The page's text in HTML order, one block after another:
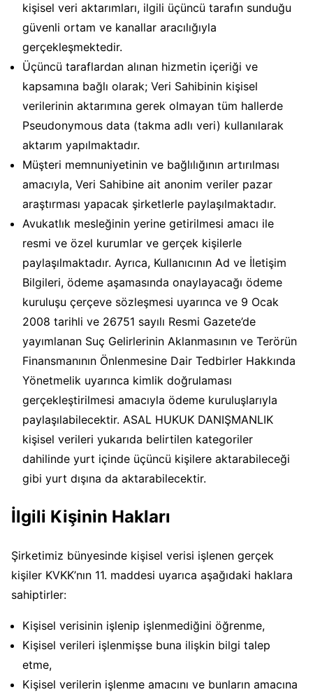
kişisel veri aktarımları, ilgili üçüncü tarafın sunduğu
güvenli ortam ve kanallar aracılığıyla
gerçekleşmektedir.
Üçüncü taraflardan alınan hizmetin içeriği ve
kapsamına bağlı olarak; Veri Sahibinin kişisel
verilerinin aktarımına gerek olmayan tüm hallerde
Pseudonymous data (takma adlı veri) kullanılarak
aktarım yapılmaktadır.
Müşteri memnuniyetinin ve bağlılığının artırılması
amacıyla, Veri Sahibine ait anonim veriler pazar
araştırması yapacak şirketlerle paylaşılmaktadır.
Avukatlık mesleğinin yerine getirilmesi amacı ile
resmi ve özel kurumlar ve gerçek kişilerle
paylaşılmaktadır. Ayrıca, Kullanıcının Ad ve İletişim
Bilgileri, ödeme aşamasında onaylayacağı ödeme
kuruluşu çerçeve sözleşmesi uyarınca ve 9 Ocak
2008 tarihli ve 26751 sayılı Resmi Gazete’de
yayımlanan Suç Gelirlerinin Aklanmasının ve Terörün
Finansmanının Önlenmesine Dair Tedbirler Hakkında
Yönetmelik uyarınca kimlik doğrulaması
gerçekleştirilmesi amacıyla ödeme kuruluşlarıyla
paylaşılabilecektir. ASAL HUKUK DANIŞMANLIK
kişisel verileri yukarıda belirtilen kategoriler
dahilinde yurt içinde üçüncü kişilere aktarabileceği
gibi yurt dışına da aktarabilecektir.
İlgili Kişinin Hakları
Şirketimiz bünyesinde kişisel verisi işlenen gerçek
kişiler KVKK’nın 11. maddesi uyarıca aşağıdaki haklara
sahiptirler:
Kişisel verisinin işlenip işlenmediğini öğrenme,
Kişisel verileri işlenmişse buna ilişkin bilgi talep
etme,
Kişisel verilerin işlenme amacını ve bunların amacına